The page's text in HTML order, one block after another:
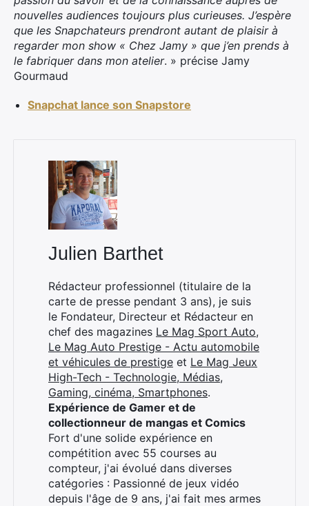
nouvelles audiences toujours plus curieuses. J’espère
que les Snapchateurs prendront autant de plaisir à
regarder mon show « Chez Jamy » que j’en prends à
le fabriquer dans mon atelier. » précise Jamy
Gourmaud
Snapchat lance son Snapstore
Julien Barthet
Rédacteur professionnel (titulaire de la
carte de presse pendant 3 ans), je suis
le Fondateur, Directeur et Rédacteur en
chef des magazines Le Mag Sport Auto,
Le Mag Auto Prestige - Actu automobile
et véhicules de prestige et Le Mag Jeux
High-Tech - Technologie, Médias,
Gaming, cinéma, Smartphones.
Expérience de Gamer et de
collectionneur de mangas et Comics
Fort d'une solide expérience en
compétition avec 55 courses au
compteur, j'ai évolué dans diverses
catégories : Passionné de jeux vidéo
depuis l'âge de 9 ans, j'ai fait mes armes